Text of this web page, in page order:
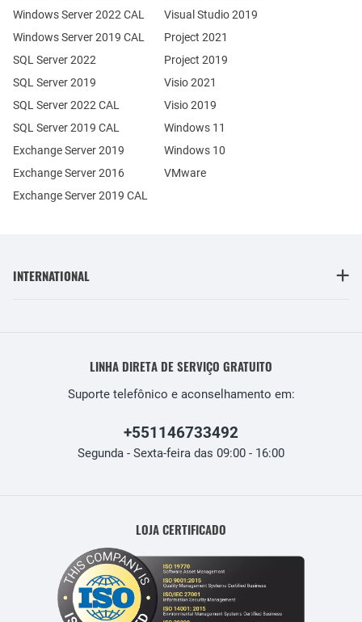
Exchange Server 2019
Exchange Server 2016
SQL Server 2022
SQL Server 2019
Windows Server 2022 CAL
Windows Server 2019 CAL
SQL Server 2022 CAL
SQL Server 2019 CAL
Exchange Server 2019 CAL
Visual Studio 2019
Project 2021
Project 2019
Visio 2021
Visio 2019
Windows 11
Windows 10
VMware
INTERNATIONAL
LINHA DIRETA DE SERVIÇO GRATUITO
Suporte telefônico e aconselhamento em:
+551146733492
Segunda - Sexta-feira das 09:00 - 16:00
LOJA CERTIFICADO